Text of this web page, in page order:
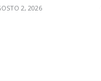
2, 2026